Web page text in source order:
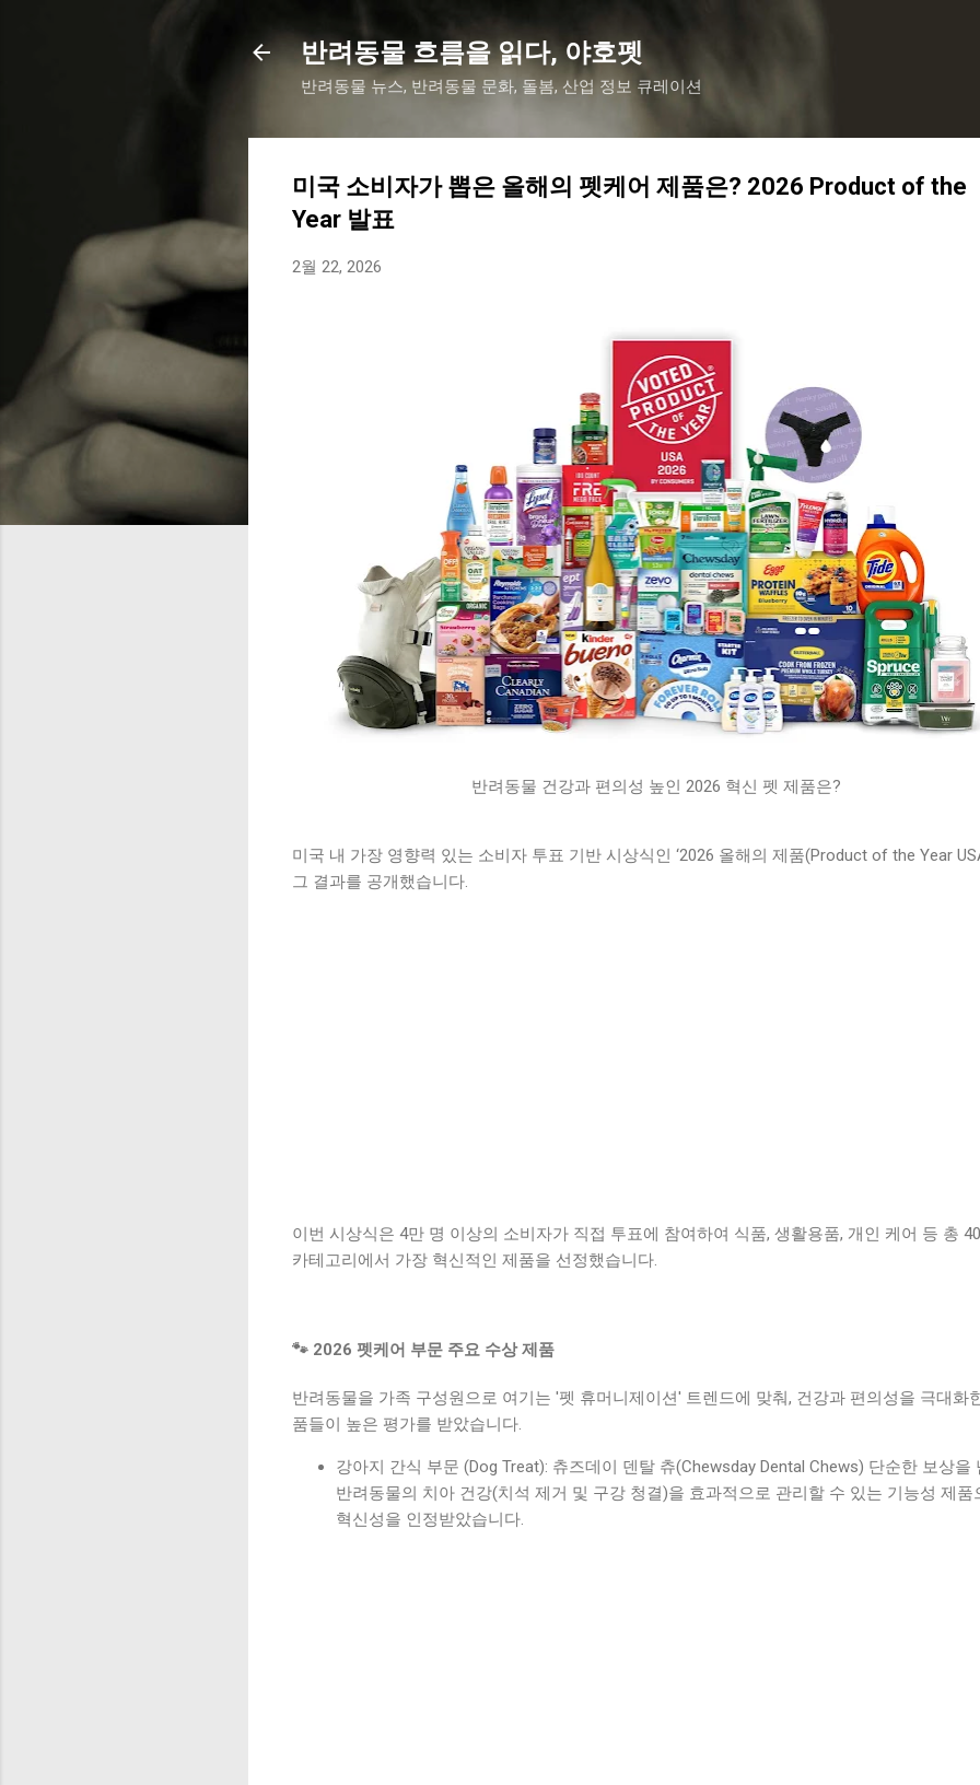
반려동물 흐름을 읽다, 야호펫
반려동물 뉴스, 반려동물 문화, 돌봄, 산업 정보 큐레이션
미국 소비자가 뽑은 올해의 펫케어 제품은? 2026 Product of the
Year 발표
2월 22, 2026
반려동물 건강과 편의성 높인 2026 혁신 펫 제품은?
미국 내 가장 영향력 있는 소비자 투표 기반 시상식인 ‘2026 올해의 제품(Product of the Year
그 결과를 공개했습니다.
이번 시상식은 4만 명 이상의 소비자가 직접 투표에 참여하여 식품, 생활용품, 개인 케어 등 총
카테고리에서 가장 혁신적인 제품을 선정했습니다.
🐾 2026 펫케어 부문 주요 수상 제품
반려동물을 가족 구성원으로 여기는 '펫 휴머니제이션' 트렌드에 맞춰, 건강과 편의성을 극대화
품들이 높은 평가를 받았습니다.
강아지 간식 부문 (Dog Treat): 츄즈데이 덴탈 츄(Chewsday Dental Chews) 단순한 보상을
반려동물의 치아 건강(치석 제거 및 구강 청결)을 효과적으로 관리할 수 있는 기능성 제품
혁신성을 인정받았습니다.